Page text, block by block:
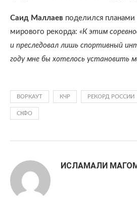
Саид Маллаев поделился планами
мирового рекорда: «К этим
и преследовал лишь спортивный
году мне бы хотелось установить
ВОРКАУТ КЧР РЕКОРД РОССИИ
СКФО
ИСЛАМАЛИ